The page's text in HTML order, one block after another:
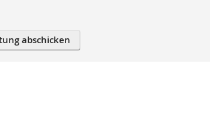
abschicken